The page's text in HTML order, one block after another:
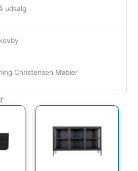
udsalg
Christensen Møbler